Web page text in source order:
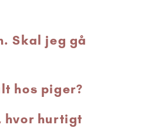
Skal jeg gå
hos piger?
hvor hurtigt